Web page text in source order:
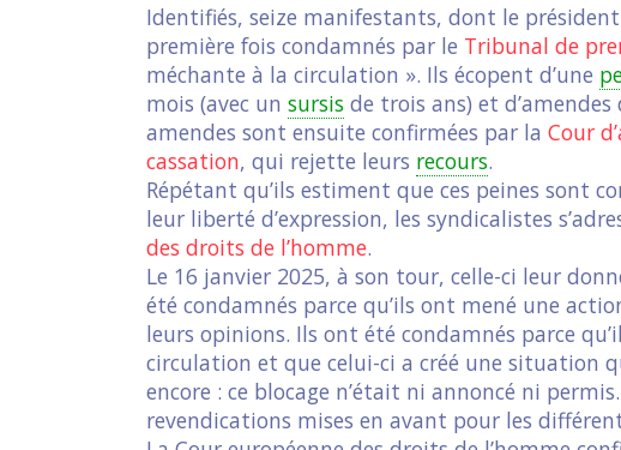
Identifiés, seize manifestants, dont le
première fois condamnés par le Tribunal de
méchante à la circulation ». Ils écopent d’une
mois (avec un sursis de trois ans) et d’amendes
amendes sont ensuite confirmées par la Cour
cassation, qui rejette leurs recours.
Répétant qu’ils estiment que ces peines sont
leur liberté d’expression, les syndicalistes
des droits de l’homme.
Le 16 janvier 2025, à son tour, celle-ci leur
été condamnés parce qu’ils ont mené une
leurs opinions. Ils ont été condamnés parce
circulation et que celui-ci a créé une situation
encore : ce blocage n’était ni annoncé ni
revendications mises en avant pour les